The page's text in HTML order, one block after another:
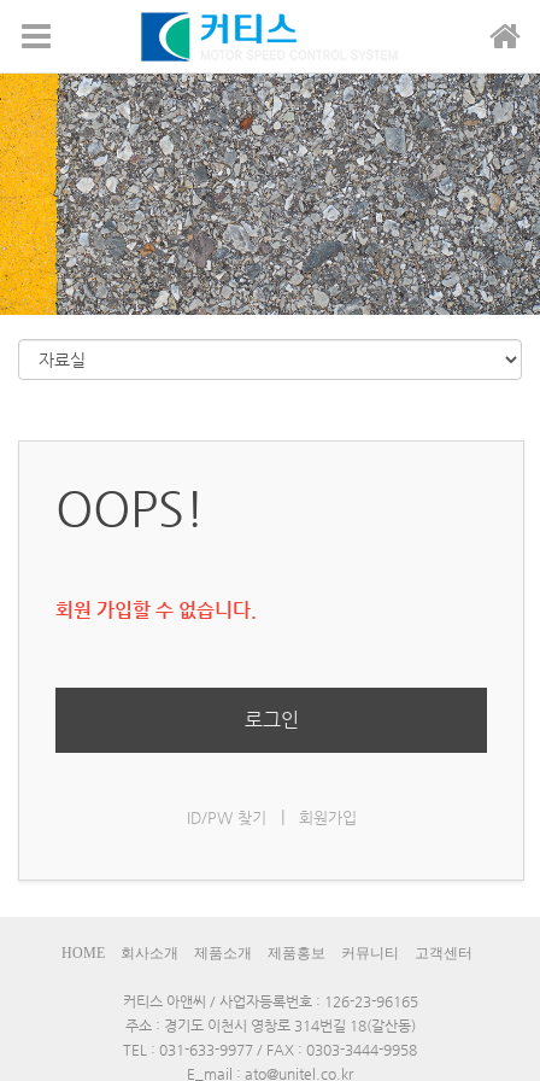
메뉴 건너뛰기
OOPS!
회원 가입할 수 없습니다.
로그인
ID/PW 찾기 회원가입
HOME 회사소개 제품소개 제품홍보 커뮤니티 고객센터
커티스 아앤씨 / 사업자등록번호 : 126-23-96165
주소 : 경기도 이천시 영창로 314번길 18(갈산동)
TEL : 031-633-9977 / FAX : 0303-3444-9958
E_mail : ato@unitel.co.kr